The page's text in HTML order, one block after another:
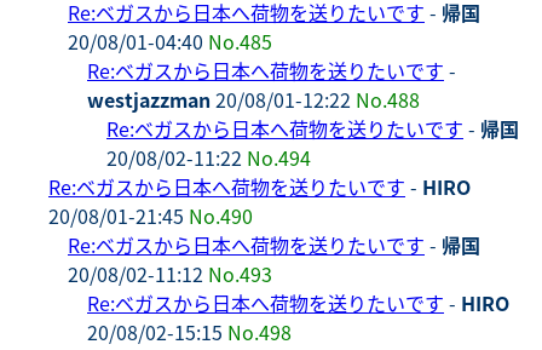
Re:ベガスから日本へ荷物を送りたいです - 帰国
20/08/01-04:40 No.485
Re:ベガスから日本へ荷物を送りたいです -
westjazzman 20/08/01-12:22 No.488
Re:ベガスから日本へ荷物を送りたいです - 帰国
20/08/02-11:22 No.494
Re:ベガスから日本へ荷物を送りたいです - HIRO
20/08/01-21:45 No.490
Re:ベガスから日本へ荷物を送りたいです - 帰国
20/08/02-11:12 No.493
Re:ベガスから日本へ荷物を送りたいです - HIRO
20/08/02-15:15 No.498